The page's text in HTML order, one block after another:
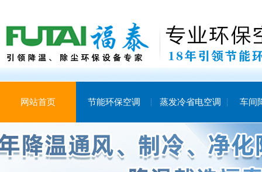
网站首页 节能环保空调 蒸发冷省电空调 车间